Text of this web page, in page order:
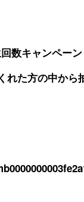
数キャンペーン
れた方の中から